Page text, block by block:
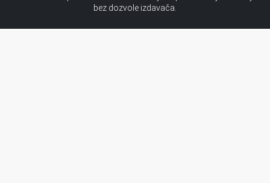
bez dozvole izdavača.